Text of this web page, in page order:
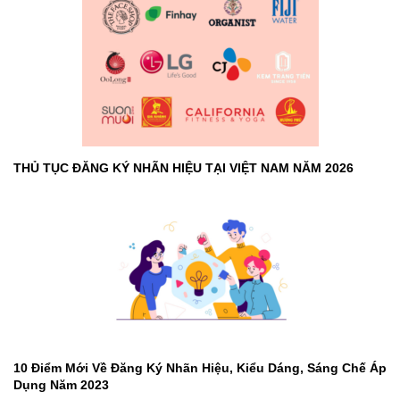
THỦ TỤC ĐĂNG KÝ NHÃN HIỆU TẠI VIỆT NAM NĂM 2026
10 Điểm Mới Về Đăng Ký Nhãn Hiệu, Kiểu Dáng, Sáng Chế Áp
Dụng Năm 2023